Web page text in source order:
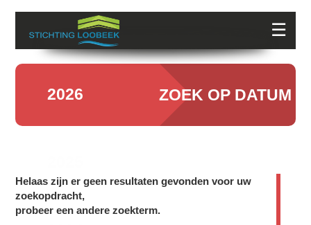
☰
2026 ZOEK OP DATUM
Helaas zijn er geen resultaten gevonden voor uw
zoekopdracht,
probeer een andere zoekterm.